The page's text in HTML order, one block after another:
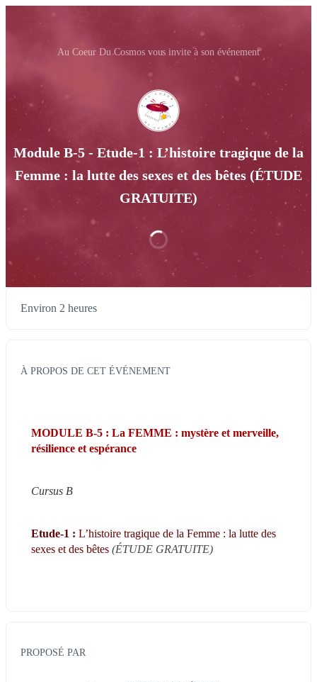
Au Coeur Du Cosmos vous invite à son événement
Module B-5 - Etude-1 : L’histoire tragique de la
Femme : la lutte des sexes et des bêtes (ÉTUDE
GRATUITE)
Environ 2 heures
À PROPOS DE CET ÉVÉNEMENT
MODULE B-5 : La FEMME : mystère et merveille,
résilience et espérance
Cursus B
Etude-1 : L’histoire tragique de la Femme : la lutte des
sexes et des bêtes (ÉTUDE GRATUITE)
PROPOSÉ PAR